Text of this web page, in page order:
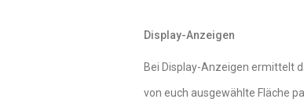
Display-Anzeigen
Bei Display-Anzeigen ermittelt
von euch ausgewählte Fläche